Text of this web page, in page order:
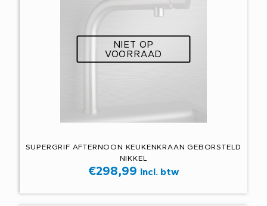
NIET OP
VOORRAAD
SUPERGRIF AFTERNOON KEUKENKRAAN GEBORSTELD
NIKKEL
€298,99 Incl. btw